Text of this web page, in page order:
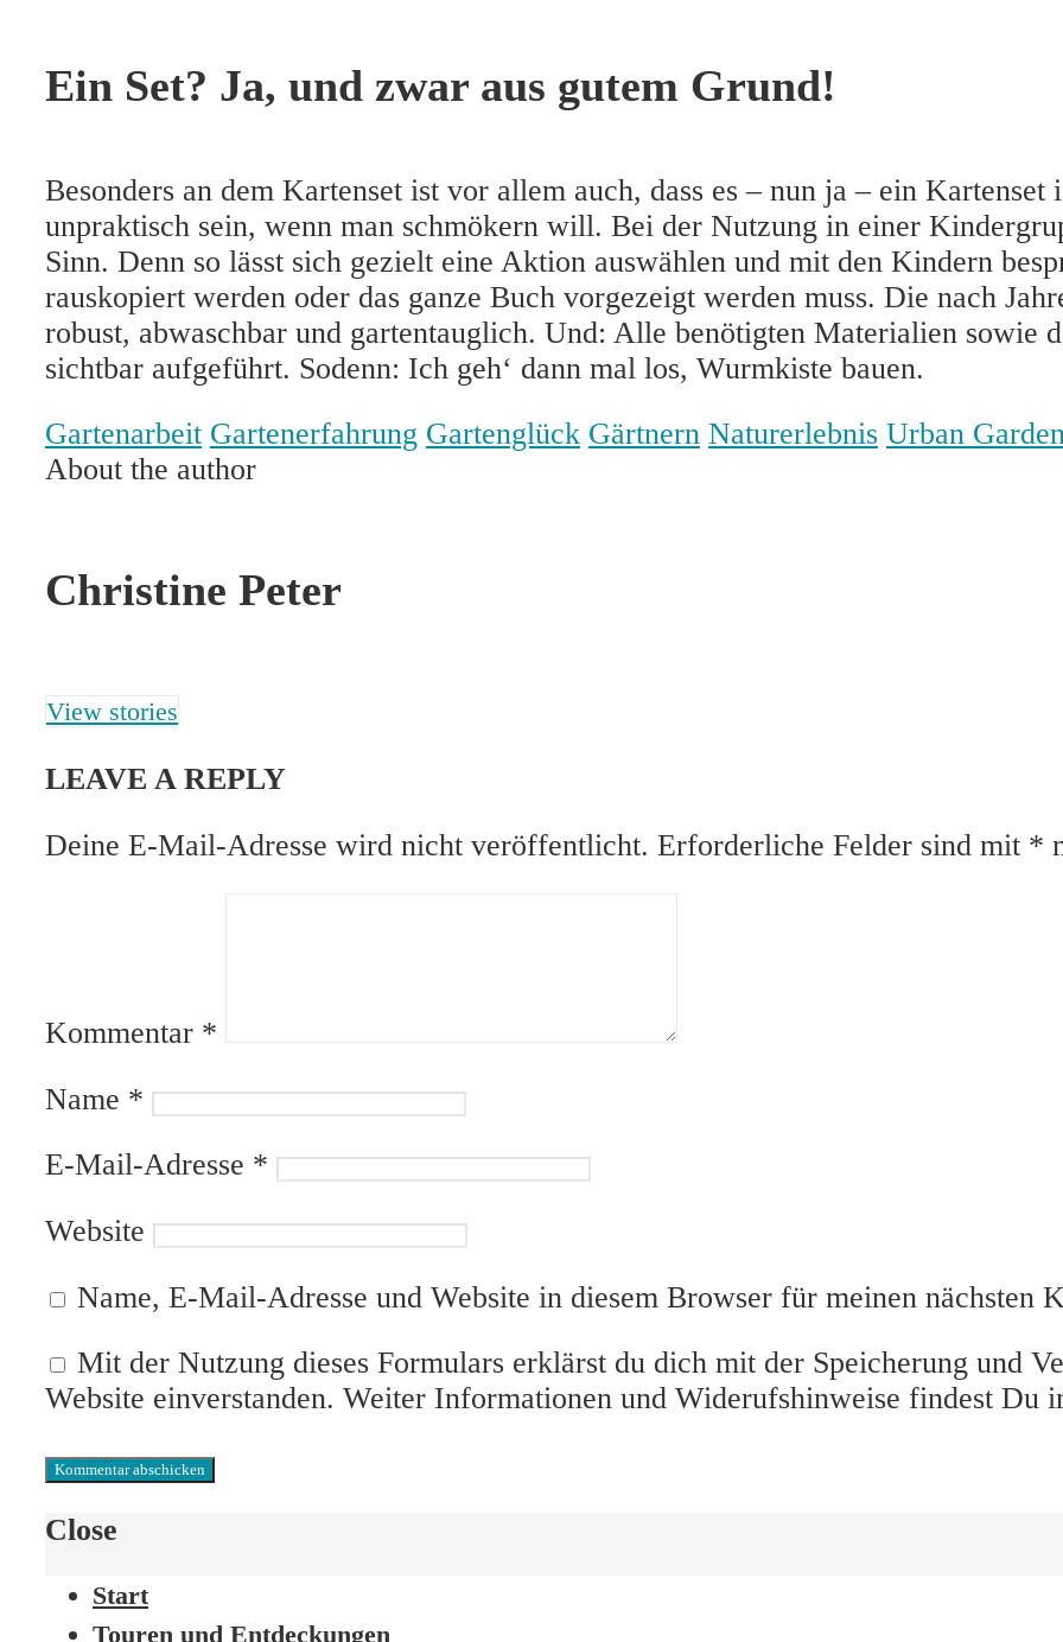
Ein Set? Ja, und zwar aus gutem Grund!
Besonders an dem Kartenset ist vor allem auch, dass es – nun ja – ein
unpraktisch sein, wenn man schmökern will. Bei der Nutzung in einer
Sinn. Denn so lässt sich gezielt eine Aktion auswählen und mit den Kindern
rauskopiert werden oder das ganze Buch vorgezeigt werden muss. Die nach
robust, abwaschbar und gartentauglich. Und: Alle benötigten Materialien sowie
sichtbar aufgeführt. Sodenn: Ich geh‘ dann mal los, Wurmkiste bauen.
Gartenarbeit Gartenerfahrung Gartenglück Gärtnern Naturerlebnis Urban
About the author
Christine Peter
View stories
LEAVE A REPLY
Deine E-Mail-Adresse wird nicht veröffentlicht. Erforderliche Felder sind mit *
Kommentar *
Name *
E-Mail-Adresse *
Website
Name, E-Mail-Adresse und Website in diesem Browser für meinen nächsten
Mit der Nutzung dieses Formulars erklärst du dich mit der Speicherung und
Website einverstanden. Weiter Informationen und Widerufshinweise findest Du
Close
Start
Touren und Entdeckungen